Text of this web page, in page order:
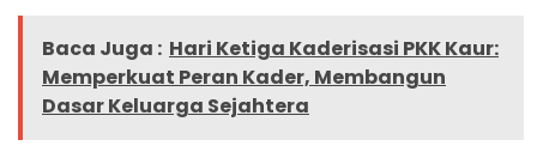
Baca Juga : Hari Ketiga Kaderisasi PKK Kaur:
Memperkuat Peran Kader, Membangun
Dasar Keluarga Sejahtera